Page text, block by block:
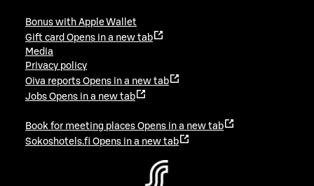
Bonus with Apple Wallet
Gift card Opens in a new tab
Media
Privacy policy
Oiva reports Opens in a new tab
Jobs Opens in a new tab
Book for meeting places Opens in a new tab
Sokoshotels.fi Opens in a new tab